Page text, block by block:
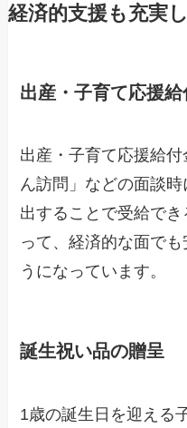
経済的支援も充実
出産・子育て応援給
出産・子育て応援給
ん訪問」などの面談
出することで受給で
って、経済的な面で
うになっています。
誕生祝い品の贈呈
1歳の誕生日を迎える